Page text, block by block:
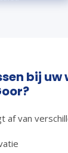
bij uw
af van